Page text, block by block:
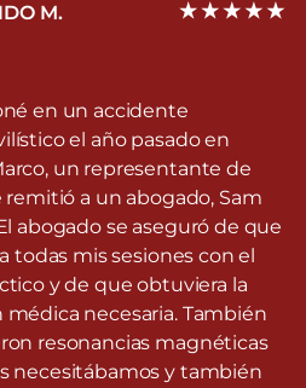
M.
en un accidente
el año pasado en
un representante de
remitió a un abogado, Sam
abogado se aseguró de que
todas mis sesiones con el
y de que obtuviera la
médica necesaria. También
resonancias magnéticas
necesitábamos y también